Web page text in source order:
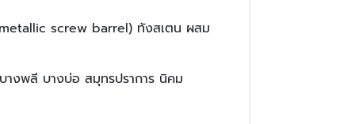
screw barrel) ทังสเตน ผสม
างพลี บางบ่อ สมุทรปราการ นิคม